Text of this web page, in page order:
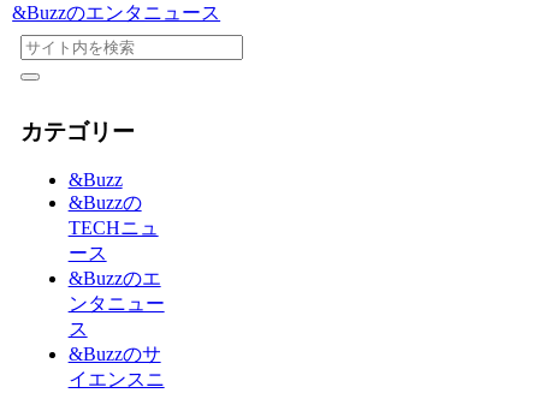
&Buzzのエンタニュース
カテゴリー
&Buzz
&Buzzの
TECHニュ
ース
&Buzzのエ
ンタニュー
ス
&Buzzのサ
イエンスニ